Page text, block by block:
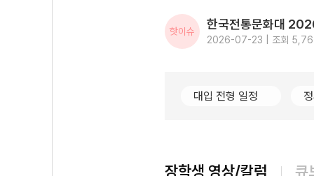
핫이슈
2026-07-23 | 조회
대입 전형 일정
장학생 영상/칼럼 큐